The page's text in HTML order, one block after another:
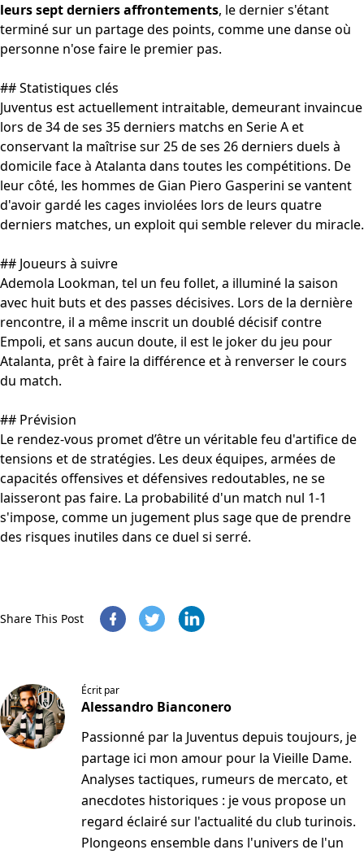
leurs sept derniers affrontements, le dernier s'étant
terminé sur un partage des points, comme une danse où
personne n'ose faire le premier pas.
## Statistiques clés
Juventus est actuellement intraitable, demeurant invaincue
lors de 34 de ses 35 derniers matchs en Serie A et
conservant la maîtrise sur 25 de ses 26 derniers duels à
domicile face à Atalanta dans toutes les compétitions. De
leur côté, les hommes de Gian Piero Gasperini se vantent
d'avoir gardé les cages inviolées lors de leurs quatre
derniers matches, un exploit qui semble relever du miracle.
## Joueurs à suivre
Ademola Lookman, tel un feu follet, a illuminé la saison
avec huit buts et des passes décisives. Lors de la dernière
rencontre, il a même inscrit un doublé décisif contre
Empoli, et sans aucun doute, il est le joker du jeu pour
Atalanta, prêt à faire la différence et à renverser le cours
du match.
## Prévision
Le rendez-vous promet d’être un véritable feu d'artifice de
tensions et de stratégies. Les deux équipes, armées de
capacités offensives et défensives redoutables, ne se
laisseront pas faire. La probabilité d'un match nul 1-1
s'impose, comme un jugement plus sage que de prendre
des risques inutiles dans ce duel si serré.
Share This Post
Écrit par
Alessandro Bianconero
Passionné par la Juventus depuis toujours, je
partage ici mon amour pour la Vieille Dame.
Analyses tactiques, rumeurs de mercato, et
anecdotes historiques : je vous propose un
regard éclairé sur l'actualité du club turinois.
Plongeons ensemble dans l'univers de l'un